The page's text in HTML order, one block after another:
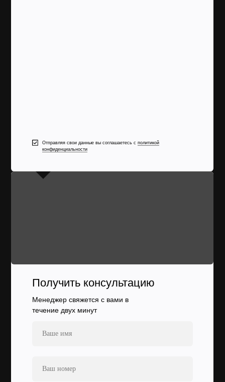
Отправляя свои данные вы соглашаетесь с политикой
конфиденциальности
Получить консультацию
Менеджер свяжется с вами в
течение двух минут